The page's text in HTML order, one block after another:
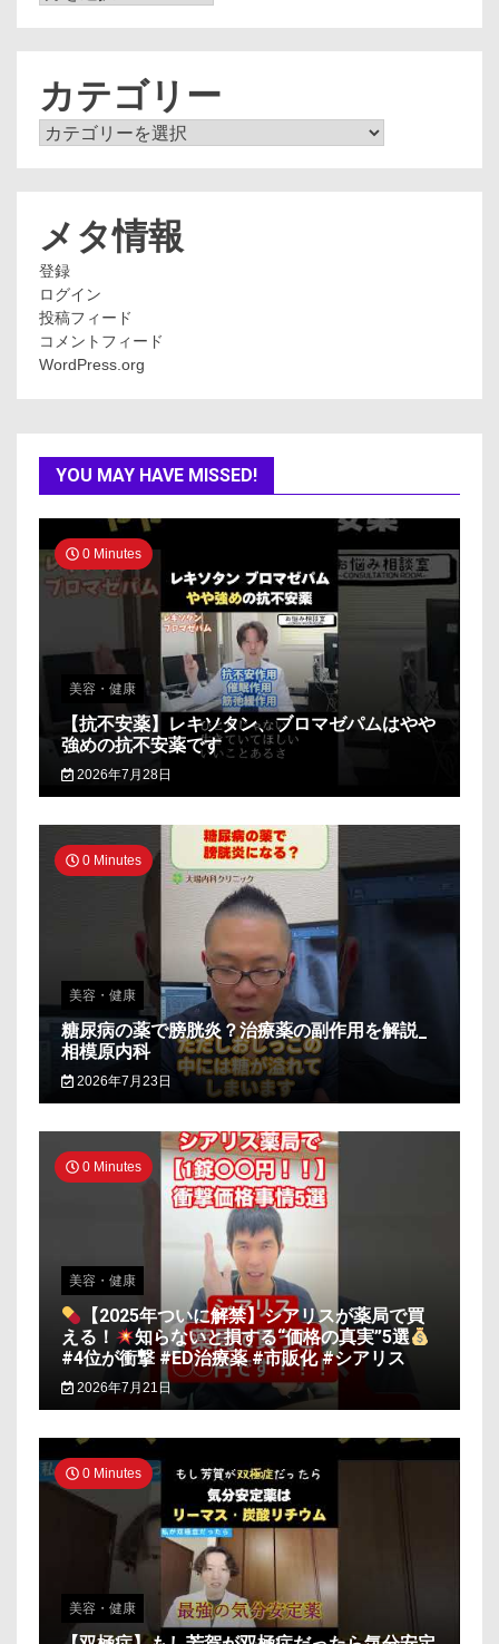
カテゴリー
カ
メタ情報
登録
ログイン
投稿フィード
コメントフィード
WordPress.org
YOU MAY HAVE MISSED!
0 Minutes
美容・健康
【抗不安薬】レキソタン、ブロマゼパムはやや
強めの抗不安薬です
2026年7月28日
0 Minutes
美容・健康
糖尿病の薬で膀胱炎？治療薬の副作用を解説_
相模原内科
2026年7月23日
0 Minutes
美容・健康
【2025年ついに解禁】シアリスが薬局で買
える！
知らないと損する“価格の真実”5選
#4位が衝撃 #ED治療薬 #市販化 #シアリス
2026年7月21日
0 Minutes
美容・健康